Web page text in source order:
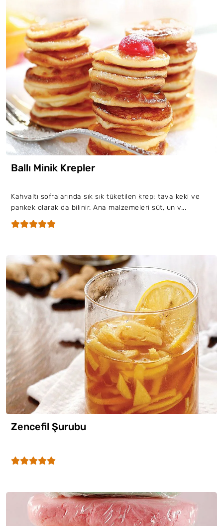
Ballı Minik Krepler
Kahvaltı sofralarında sık sık tüketilen krep; tava keki ve
pankek olarak da bilinir. Ana malzemeleri süt, un v...
Zencefil Şurubu